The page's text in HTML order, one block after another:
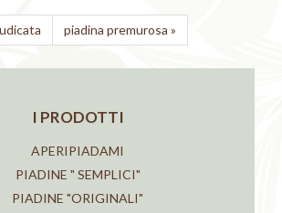
piadina premurosa »
I PRODOTTI
APERIPIADAMI
PIADINE " SEMPLICI"
PIADINE "ORIGINALI"